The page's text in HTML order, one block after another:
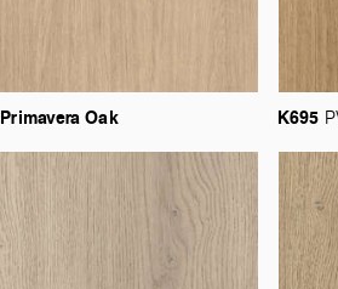
Primavera Oak K695